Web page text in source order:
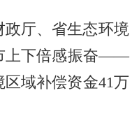
厅、省生态环境
上下倍感振奋——
区域补偿资金41万